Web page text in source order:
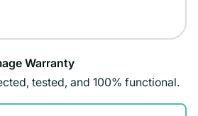
Warranty
tested, and 100% functional.